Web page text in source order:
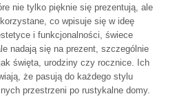
nie tylko pięknie się prezentują, ale
co wpisuje się w ideę
i funkcjonalności, świece
nadają się na prezent, szczególnie
święta, urodziny czy rocznice. Ich
że pasują do każdego stylu
przestrzeni po rustykalne domy.